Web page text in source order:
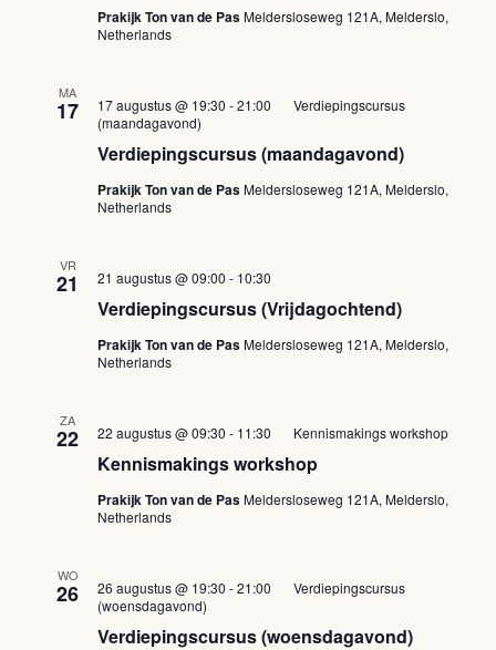
Prakijk Ton van de PasMeldersloseweg 121A, Melderslo,
Netherlands
MA
17
Verdiepingscursus (maandagavond)
17 augustus @ 19:30 -21:00
Verdiepingscursus
(maandagavond)
Prakijk Ton van de PasMeldersloseweg 121A, Melderslo,
Netherlands
VR
21
Verdiepingscursus (Vrijdagochtend)
21 augustus @ 09:00 - 10:30
Prakijk Ton van de PasMeldersloseweg 121A, Melderslo,
Netherlands
ZA
22
Kennismakings workshop
22 augustus @ 09:30 - 11:30 Kennismakings workshop
Prakijk Ton van de PasMeldersloseweg 121A, Melderslo,
Netherlands
WO
26
Verdiepingscursus (woensdagavond)
26 augustus @ 19:30 -21:00
Verdiepingscursus
(woensdagavond)